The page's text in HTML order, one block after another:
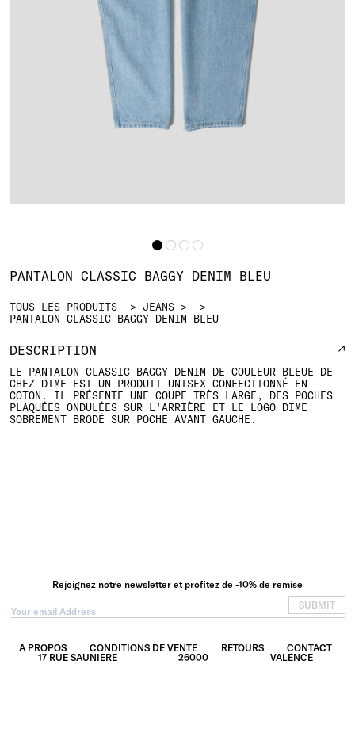
TOUS LES PRODUITS
JEANS
PANTALON CLASSIC BAGGY DENIM BLEU
PANTALON CLASSIC BAGGY DENIM BLEU
DESCRIPTION
LE PANTALON CLASSIC BAGGY DENIM DE COULEUR BLEUE DE
CHEZ DIME EST UN PRODUIT UNISEX CONFECTIONNÉ EN
COTON. IL PRÉSENTE UNE COUPE TRÈS LARGE, DES POCHES
PLAQUÉES ONDULÉES SUR L'ARRIÈRE ET LE LOGO DIME
SOBREMENT BRODÉ SUR POCHE AVANT GAUCHE.
A PROPOS CONDITIONS DE VENTE RETOURS
CONTACT
17 RUE SAUNIERE
26000 VALENCE
Rejoignez notre newsletter et profitez de -10% de remise
SUBMIT